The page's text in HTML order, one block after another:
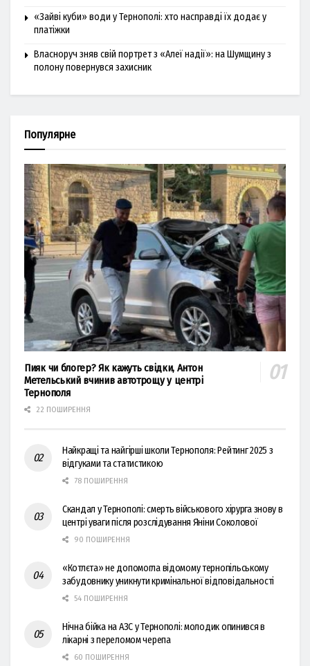
«Зайві куби» води у Тернополі: хто насправді їх додає у
платіжки
Власноруч зняв свій портрет з «Алеї надії»: на Шумщину з
полону повернувся захисник
Популярне
Пияк чи блогер? Як кажуть свідки, Антон
Метельський вчинив автотрощу у центрі
Тернополя
22 ПОШИРЕННЯ
Найкращі та найгірші школи Тернополя: Рейтинг 2025 з
відгуками та статистикою
78 ПОШИРЕННЯ
Скандал у Тернополі: смерть військового хірурга знову в
центрі уваги після розслідування Яніни Соколової
90 ПОШИРЕННЯ
«Котлєта» не допомогла відомому тернопільському
забудовнику уникнути кримінальної відповідальності
54 ПОШИРЕННЯ
Нічна бійка на АЗС у Тернополі: молодик опинився в
лікарні з переломом черепа
60 ПОШИРЕННЯ